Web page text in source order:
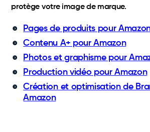
protège votre image de marque.
Pages de produits pour
Contenu A+ pour Amazon
Photos et graphisme pour
Production vidéo pour Amazon
Création et optimisation de
Amazon